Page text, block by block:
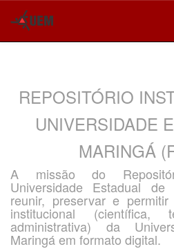
REPOSITÓRIO
UNIVERSIDADE
MARINGÁ
A missão do
Universidade Estadual
reunir, preservar e
institucional
administrativa) da
Maringá em formato digital.